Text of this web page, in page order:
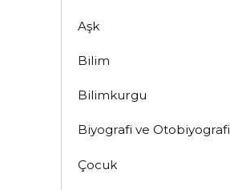
Aşk
Bilim
Bilimkurgu
Biyografi ve Otobiyografi
Çocuk